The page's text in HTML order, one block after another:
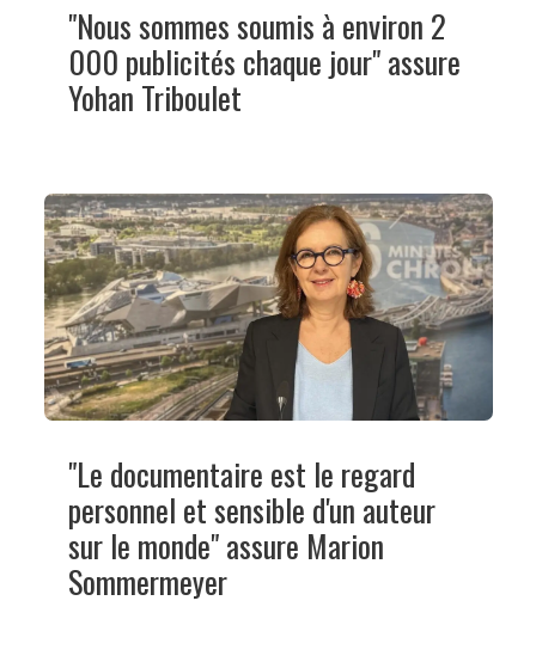
"Nous sommes soumis à environ 2
000 publicités chaque jour" assure
Yohan Triboulet
"Le documentaire est le regard
personnel et sensible d'un auteur
sur le monde" assure Marion
Sommermeyer